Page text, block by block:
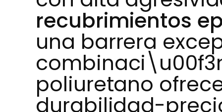
recubrimientos
una barrera
poliuretano
durabilidad-